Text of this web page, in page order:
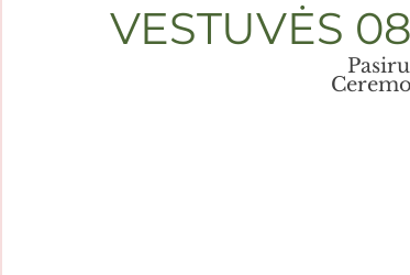
VESTUVĖS